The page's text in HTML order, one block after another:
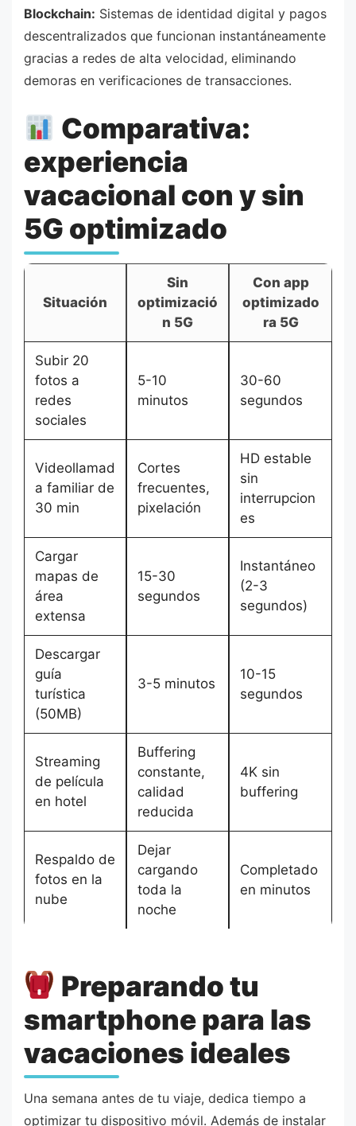
Blockchain: Sistemas de identidad digital y pagos
descentralizados que funcionan instantáneamente
gracias a redes de alta velocidad, eliminando
demoras en verificaciones de transacciones.
Comparativa:
experiencia
vacacional con y sin
5G optimizado
Situación
Sin
optimizació
n 5G
Con app
optimizado
ra 5G
Subir 20
fotos a
redes
sociales
5-10
minutos
30-60
segundos
Videollamad
a familiar de
30 min
Cortes
frecuentes,
pixelación
HD estable
sin
interrupcion
es
Cargar
mapas de
área
extensa
15-30
segundos
Instantáneo
(2-3
segundos)
Descargar
guía
turística
(50MB)
3-5 minutos
10-15
segundos
Streaming
de película
en hotel
Buffering
constante,
calidad
reducida
4K sin
buffering
Respaldo de
fotos en la
nube
Dejar
cargando
toda la
noche
Completado
en minutos
Preparando tu
smartphone para las
vacaciones ideales
Una semana antes de tu viaje, dedica tiempo a
optimizar tu dispositivo móvil. Además de instalar